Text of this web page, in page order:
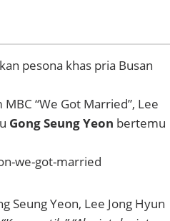
pesona khas pria Busan
“We Got Married”, Lee
Gong Seung Yeon bertemu
Seung Yeon, Lee Jong Hyun